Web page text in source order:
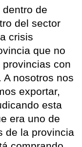
de
del sector
crisis
que no
provincias con
nosotros nos
exportar,
esta
era uno de
de la provincia